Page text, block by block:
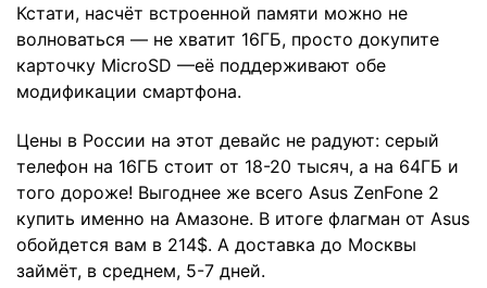
Кстати, насчёт встроенной памяти можно не
волноваться — не хватит 16ГБ, просто докупите
карточку MicroSD —её поддерживают обе
модификации смартфона.
Цены в России на этот девайс не радуют: серый
телефон на 16ГБ стоит от 18-20 тысяч, а на 64ГБ и
того дороже! Выгоднее же всего Asus ZenFone 2
купить именно на Амазоне. В итоге флагман от Asus
обойдется вам в 214$. А доставка до Москвы
займёт, в среднем, 5-7 дней.